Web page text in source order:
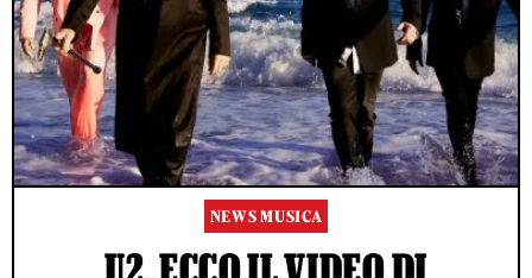
NEWS MUSICA